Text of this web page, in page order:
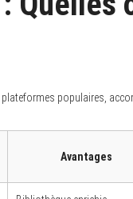
populaires,
Avantages